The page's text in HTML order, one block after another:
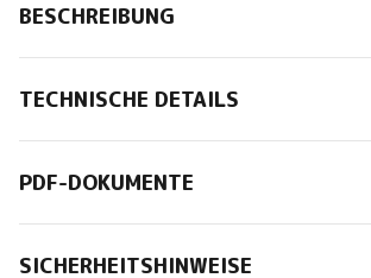
BESCHREIBUNG
TECHNISCHE DETAILS
PDF-DOKUMENTE
SICHERHEITSHINWEISE